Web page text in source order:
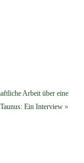
Arbeit über eine
Ein Interview»